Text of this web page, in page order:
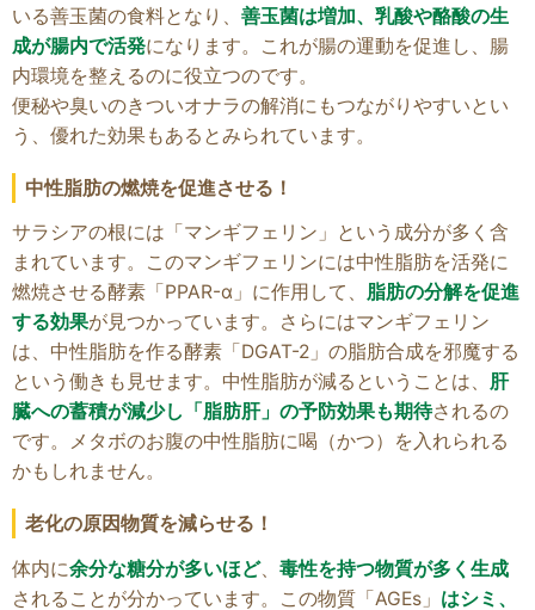
いる善玉菌の食料となり、 善玉菌は増加、乳酸や酪酸の生
成が腸内で活発になります。これが腸の運動を促進し、腸
内環境を整えるのに役立つのです。
便秘や臭いのきついオナラの解消にもつながりやすいとい
う、優れた効果もあるとみられています。
中性脂肪の燃焼を促進させる！
サラシアの根には「マンギフェリン」という成分が多く含
まれています。このマンギフェリンには中性脂肪を活発に
燃焼させる酵素「PPAR-α」に作用して、 脂肪の分解を促進
する効果が見つかっています。さらにはマンギフェリン
は、中性脂肪を作る酵素「DGAT-2」の脂肪合成を邪魔する
という働きも見せます。中性脂肪が減るということは、 肝
臓への蓄積が減少し「脂肪肝」の予防効果も期待されるの
です。メタボのお腹の中性脂肪に喝（かつ）を入れられる
かもしれません。
老化の原因物質を減らせる！
体内に余分な糖分が多いほど、 毒性を持つ物質が多く生成
されることが分かっています。この物質「AGEs」 はシミ、